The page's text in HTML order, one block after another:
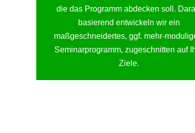
die das Programm abdecken soll.
basierend entwickeln wir ein
maßgeschneidertes, ggf. mehr-
Seminarprogramm, zugeschnitten auf
Ziele.